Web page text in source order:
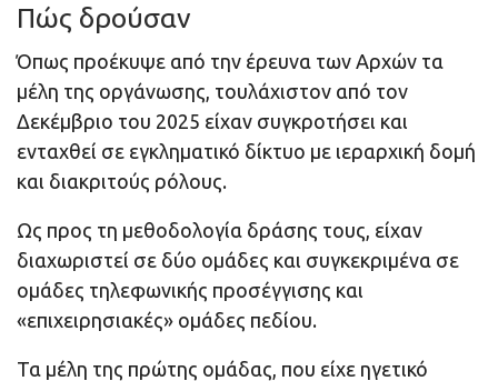
Πώς δρούσαν
Όπως προέκυψε από την έρευνα των Αρχών τα
μέλη της οργάνωσης, τουλάχιστον από τον
Δεκέμβριο του 2025 είχαν συγκροτήσει και
ενταχθεί σε εγκληματικό δίκτυο με ιεραρχική δομή
και διακριτούς ρόλους.
Ως προς τη μεθοδολογία δράσης τους, είχαν
διαχωριστεί σε δύο ομάδες και συγκεκριμένα σε
ομάδες τηλεφωνικής προσέγγισης και
«επιχειρησιακές» ομάδες πεδίου.
Τα μέλη της πρώτης ομάδας, που είχε ηγετικό